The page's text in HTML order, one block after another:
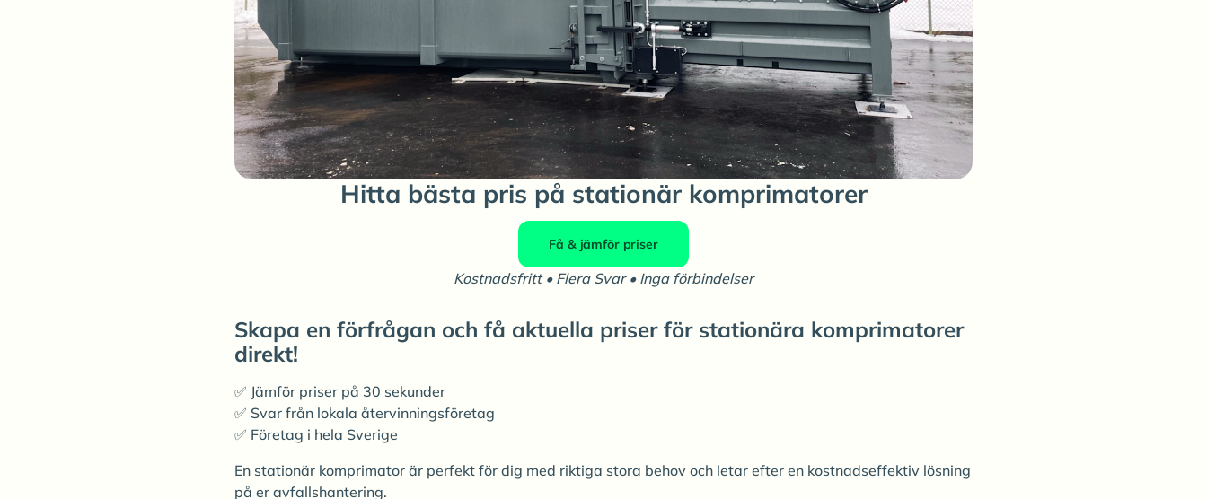
Hitta bästa pris på stationär komprimatorer
Få & jämför priser
Kostnadsfritt • Flera Svar • Inga förbindelser
Skapa en förfrågan och få aktuella priser för stationära komprimatorer
direkt!
✅ Jämför priser på 30 sekunder
✅ Svar från lokala återvinningsföretag
✅ Företag i hela Sverige
En stationär komprimator är perfekt för dig med riktiga stora behov och letar efter en kostnadseffektiv lösning
på er avfallshantering.